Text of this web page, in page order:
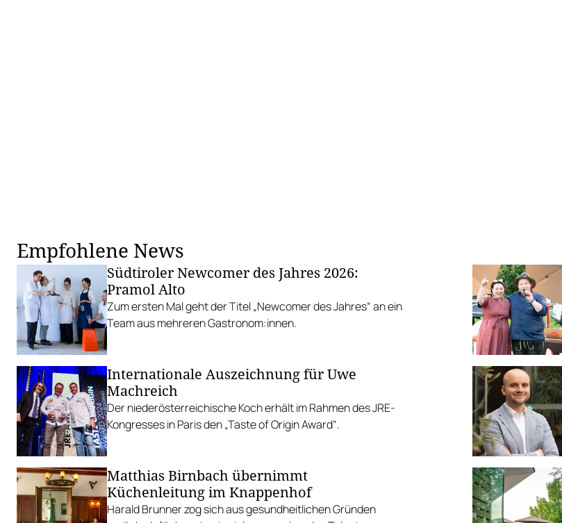
Empfohlene News
Südtiroler Newcomer des Jahres 2026:
Pramol Alto
Zum ersten Mal geht der Titel „Newcomer des Jahres“ an ein
Team aus mehreren Gastronom:innen.
Internationale Auszeichnung für Uwe
Machreich
Der niederösterreichische Koch erhält im Rahmen des JRE-
Kongresses in Paris den „Taste of Origin Award“.
Matthias Birnbach übernimmt
Küchenleitung im Knappenhof
Harald Brunner zog sich aus gesundheitlichen Gründen